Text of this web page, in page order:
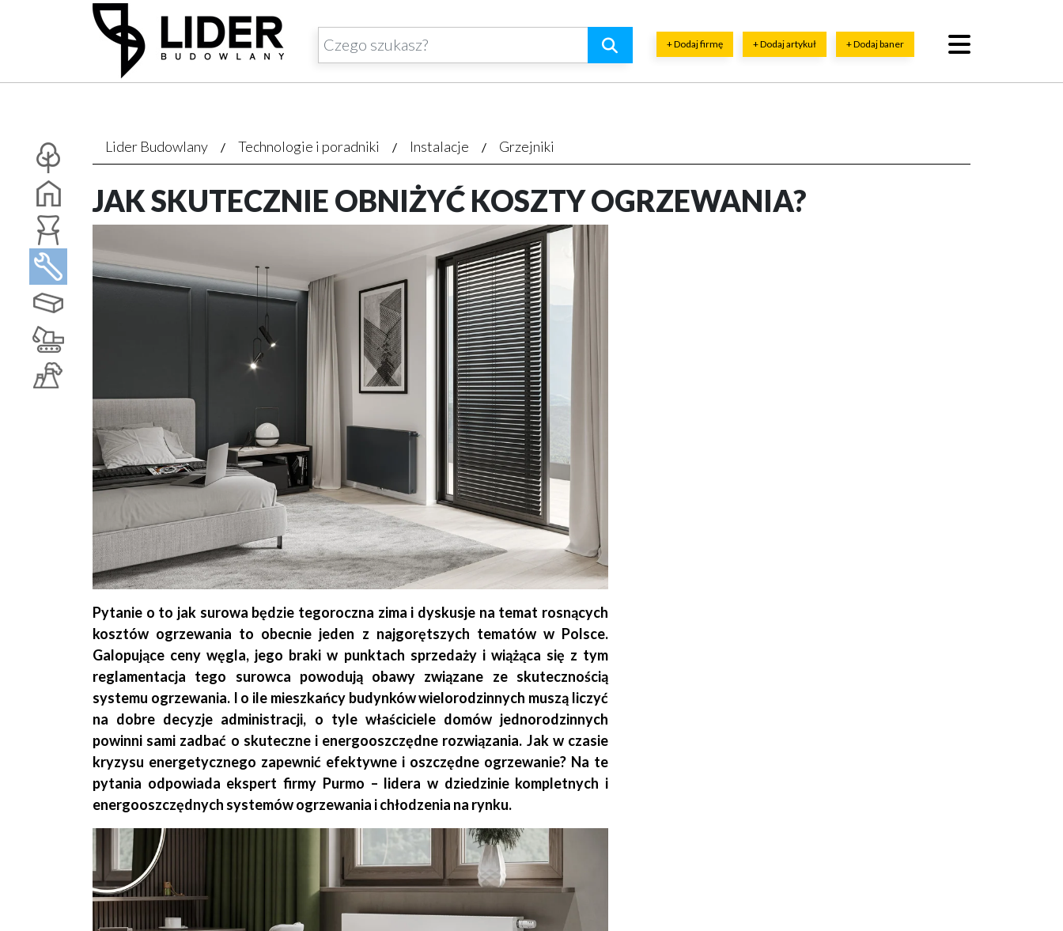
+ Dodaj firmę + Dodaj artykuł + Dodaj baner
Lider Budowlany Technologie i poradniki Instalacje Grzejniki
JAK SKUTECZNIE OBNIŻYĆ KOSZTY OGRZEWANIA?
Pytanie o to jak surowa będzie tegoroczna zima i dyskusje na temat rosnących
kosztów ogrzewania to obecnie jeden z najgorętszych tematów w Polsce.
Galopujące ceny węgla, jego braki w punktach sprzedaży i wiążąca się z tym
reglamentacja tego surowca powodują obawy związane ze skutecznością
systemu ogrzewania. I o ile mieszkańcy budynków wielorodzinnych muszą liczyć
na dobre decyzje administracji, o tyle właściciele domów jednorodzinnych
powinni sami zadbać o skuteczne i energooszczędne rozwiązania. Jak w czasie
kryzysu energetycznego zapewnić efektywne i oszczędne ogrzewanie? Na te
pytania odpowiada ekspert firmy Purmo – lidera w dziedzinie kompletnych i
energooszczędnych systemów ogrzewania i chłodzenia na rynku.